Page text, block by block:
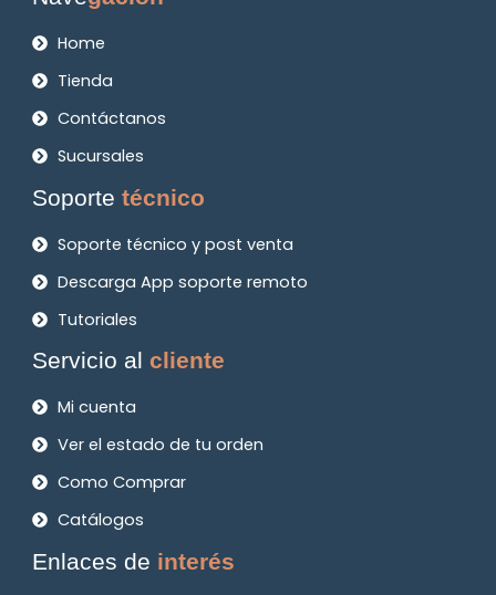
Home
Tienda
Contáctanos
Sucursales
Soportetécnico
Soporte técnico y post venta
Descarga App soporte remoto
Tutoriales
Servicio alcliente
Mi cuenta
Ver el estado de tu orden
Como Comprar
Catálogos
Enlaces de interés